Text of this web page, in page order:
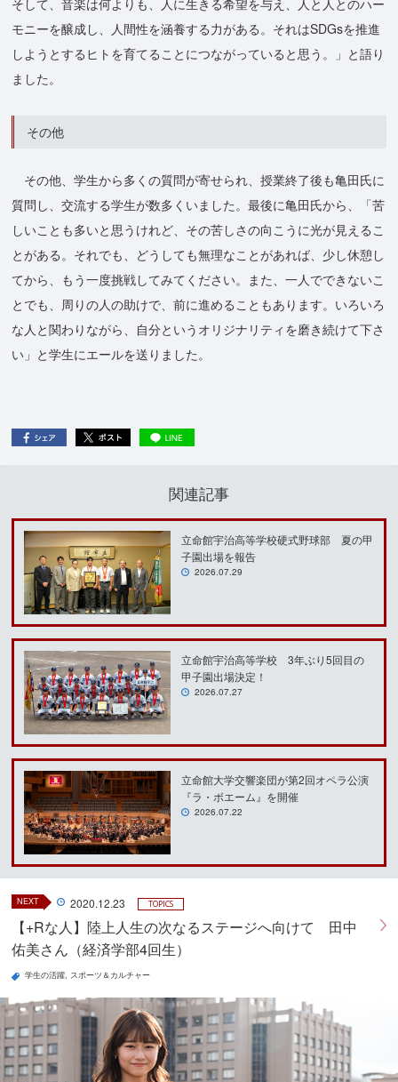
モニーを醸成し、人間性を涵養する力がある。それはSDGsを推進
しようとするヒトを育てることにつながっていると思う。」と語り
ました。
その他
その他、学生から多くの質問が寄せられ、授業終了後も亀田氏に
質問し、交流する学生が数多くいました。最後に亀田氏から、「苦
しいことも多いと思うけれど、その苦しさの向こうに光が見えるこ
とがある。それでも、どうしても無理なことがあれば、少し休憩し
てから、もう一度挑戦してみてください。また、一人でできないこ
とでも、周りの人の助けで、前に進めることもあります。いろいろ
な人と関わりながら、自分というオリジナリティを磨き続けて下さ
い」と学生にエールを送りました。
関連記事
立命館宇治高等学校硬式野球部 夏の甲
子園出場を報告
2026.07.29
立命館宇治高等学校 3年ぶり5回目の
甲子園出場決定！
2026.07.27
立命館大学交響楽団が第2回オペラ公演
『ラ・ボエーム』を開催
2026.07.22
NEXT 2020.12.23 TOPICS
【+Rな人】陸上人生の次なるステージへ向けて 田中
佑美さん（経済学部4回生）
学生の活躍 スポーツ＆カルチャー